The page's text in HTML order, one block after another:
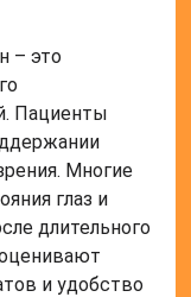
– это
Пациенты
Многие
глаз и
длительного
и удобство